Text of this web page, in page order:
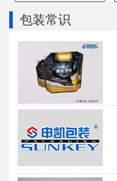
包装常识